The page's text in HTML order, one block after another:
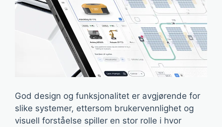
God design og funksjonalitet er avgjørende for
slike systemer, ettersom brukervennlighet og
visuell forståelse spiller en stor rolle i hvor